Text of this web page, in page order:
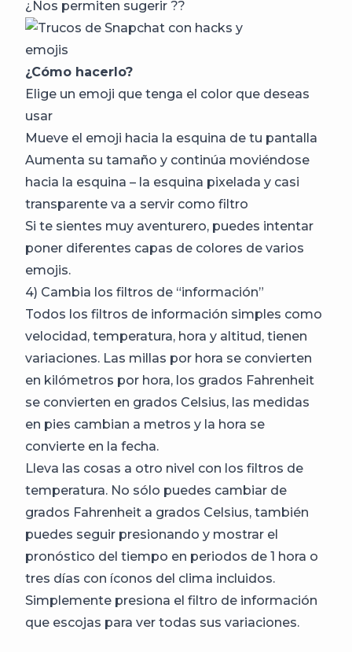
¿Nos permiten sugerir ??
¿Cómo hacerlo?
Elige un emoji que tenga el color que deseas
usar
Mueve el emoji hacia la esquina de tu pantalla
Aumenta su tamaño y continúa moviéndose
hacia la esquina – la esquina pixelada y casi
transparente va a servir como filtro
Si te sientes muy aventurero, puedes intentar
poner diferentes capas de colores de varios
emojis.
4) Cambia los filtros de “información”
Todos los filtros de información simples como
velocidad, temperatura, hora y altitud, tienen
variaciones. Las millas por hora se convierten
en kilómetros por hora, los grados Fahrenheit
se convierten en grados Celsius, las medidas
en pies cambian a metros y la hora se
convierte en la fecha.
Lleva las cosas a otro nivel con los filtros de
temperatura. No sólo puedes cambiar de
grados Fahrenheit a grados Celsius, también
puedes seguir presionando y mostrar el
pronóstico del tiempo en periodos de 1 hora o
tres días con íconos del clima incluidos.
Simplemente presiona el filtro de información
que escojas para ver todas sus variaciones.